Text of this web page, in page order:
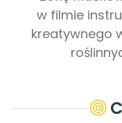
w filmie
kreatywnego